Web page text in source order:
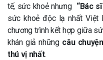
tế, sức khoẻ nhưng “Bác
sức khoẻ độc lạ nhất Việt
chương trình kết hợp giữa
khán giả những câu
thú vị nhất.